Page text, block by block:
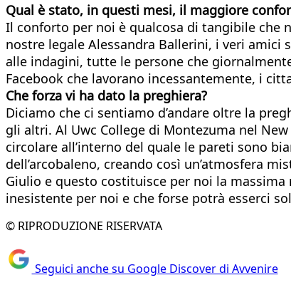
Qual è stato, in questi mesi, il maggiore
Il conforto per noi è qualcosa di tangibile che
nostre legale Alessandra Ballerini, i veri
alle indagini, tutte le persone che
Facebook che lavorano incessantemente, i
Che forza vi ha dato la preghiera?
Diciamo che ci sentiamo d’andare oltre la
gli altri. Al Uwc College di Montezuma nel
circolare all’interno del quale le pareti sono
dell’arcobaleno, creando così un’atmosfera
Giulio e questo costituisce per noi la
inesistente per noi e che forse potrà esserci
© RIPRODUZIONE RISERVATA
Seguici anche su Google Discover di Avvenire